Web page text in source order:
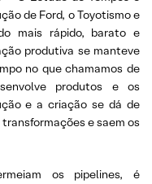
de Ford, o Toyotismo e
mais rápido, barato e
produtiva se manteve
no que chamamos de
produtos e os
e a criação se dá de
e saem os
os pipelines, é